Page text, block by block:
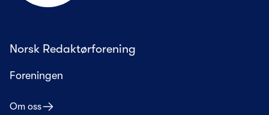
Norsk Redaktørforening
Foreningen
Om oss